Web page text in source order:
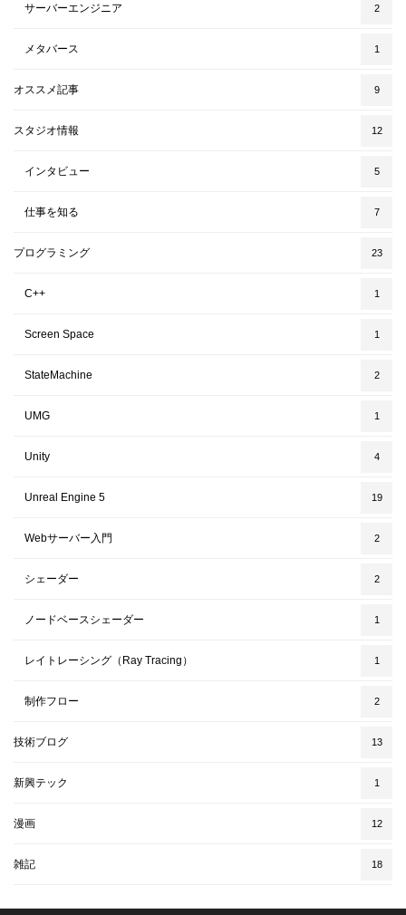
サーバーエンジニア 2
メタバース 1
オススメ記事 9
スタジオ情報 12
インタビュー 5
仕事を知る 7
プログラミング 23
C++ 1
Screen Space 1
StateMachine 2
UMG 1
Unity 4
Unreal Engine 5 19
Webサーバー入門 2
シェーダー 2
ノードベースシェーダー 1
レイトレーシング（Ray Tracing） 1
制作フロー 2
技術ブログ 13
新興テック 1
漫画 12
雑記 18